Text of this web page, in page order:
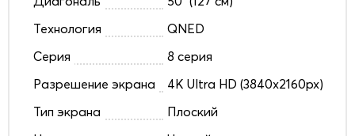
Технология
QNED
Серия
8 серия
Разрешение экрана
4K Ultra HD (3840x2160px)
Тип экрана
Плоский